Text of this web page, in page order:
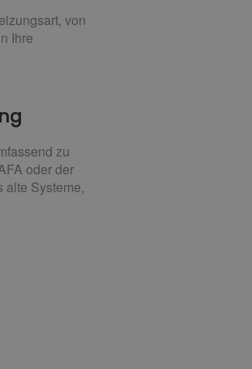
von
Ihre
zu
oder der
alte Systeme,